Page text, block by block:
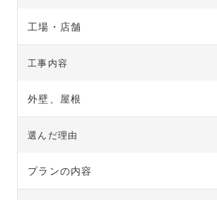
工場・店舗
工事内容
外壁、屋根
選んだ理由
プランの内容